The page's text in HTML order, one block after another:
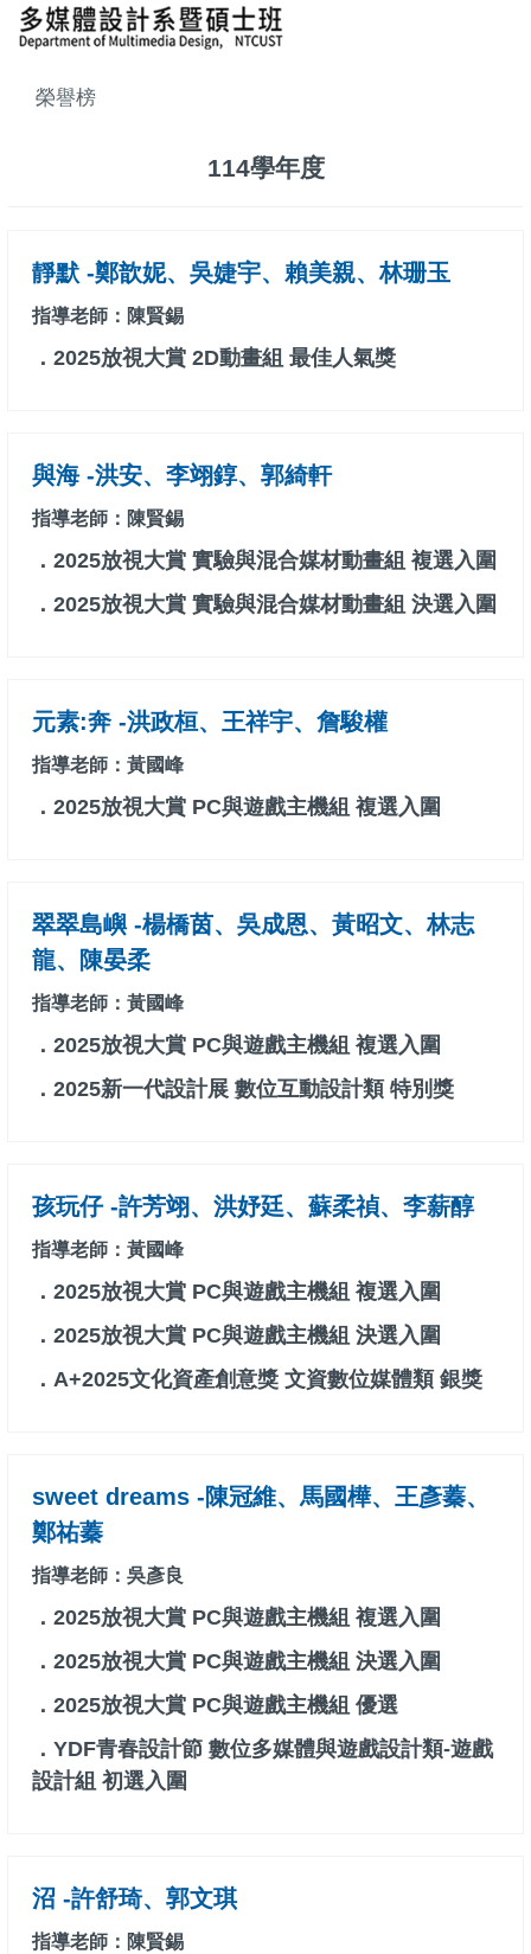
榮譽榜
114學年度
靜默 -鄭歆妮、吳婕宇、賴美親、林珊玉
指導老師：陳賢錫
．2025放視大賞 2D動畫組 最佳人氣獎
與海 -洪安、李翊錞、郭綺軒
指導老師：陳賢錫
．2025放視大賞 實驗與混合媒材動畫組 複選入圍
．2025放視大賞 實驗與混合媒材動畫組 決選入圍
元素:奔 -洪政桓、王祥宇、詹駿權
指導老師：黃國峰
．2025放視大賞 PC與遊戲主機組 複選入圍
翠翠島嶼 -楊橋茵、吳成恩、黃昭文、林志
龍、陳晏柔
指導老師：黃國峰
．2025放視大賞 PC與遊戲主機組 複選入圍
．2025新一代設計展 數位互動設計類 特別獎
孩玩仔 -許芳翊、洪妤廷、蘇柔禎、李薪醇
指導老師：黃國峰
．2025放視大賞 PC與遊戲主機組 複選入圍
．2025放視大賞 PC與遊戲主機組 決選入圍
．A+2025文化資產創意獎 文資數位媒體類 銀獎
sweet dreams -陳冠維、馬國樺、王彥蓁、
鄭祐蓁
指導老師：吳彥良
．2025放視大賞 PC與遊戲主機組 複選入圍
．2025放視大賞 PC與遊戲主機組 決選入圍
．2025放視大賞 PC與遊戲主機組 優選
．YDF青春設計節 數位多媒體與遊戲設計類-遊戲
設計組 初選入圍
沼 -許舒琦、郭文琪
指導老師：陳賢錫